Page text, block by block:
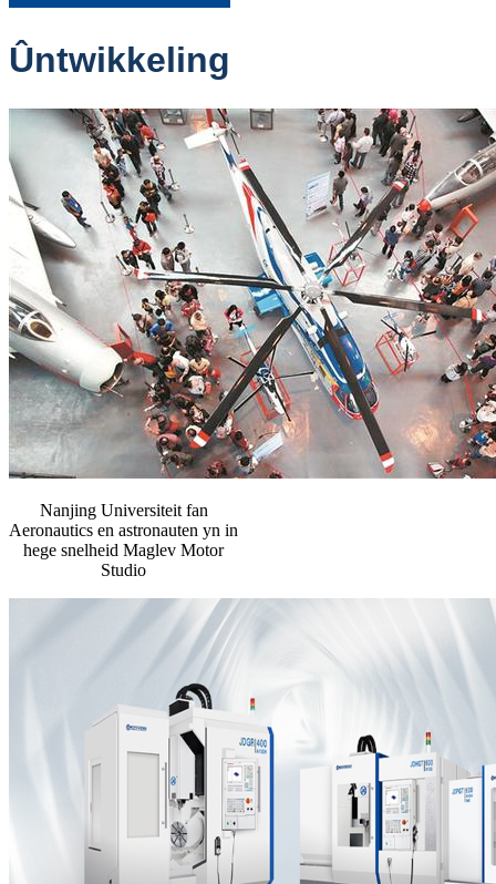
Ûntwikkeling
Nanjing Universiteit fan
Aeronautics en astronauten yn in
hege snelheid Maglev Motor
Studio